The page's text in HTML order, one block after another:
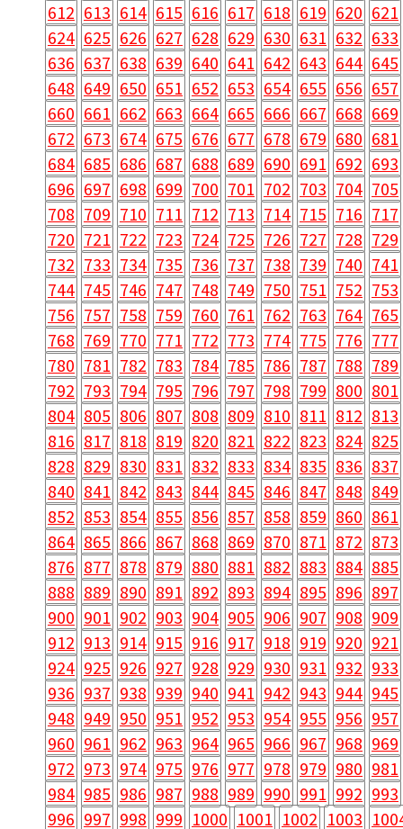
612 613 614 615 616 617 618 619 620 621
624 625 626 627 628 629 630 631 632 633
636 637 638 639 640 641 642 643 644 645
648 649 650 651 652 653 654 655 656 657
660 661 662 663 664 665 666 667 668 669
672 673 674 675 676 677 678 679 680 681
684 685 686 687 688 689 690 691 692 693
696 697 698 699 700 701 702 703 704 705
708 709 710 711 712 713 714 715 716 717
720 721 722 723 724 725 726 727 728 729
732 733 734 735 736 737 738 739 740 741
744 745 746 747 748 749 750 751 752 753
756 757 758 759 760 761 762 763 764 765
768 769 770 771 772 773 774 775 776 777
780 781 782 783 784 785 786 787 788 789
792 793 794 795 796 797 798 799 800 801
804 805 806 807 808 809 810 811 812 813
816 817 818 819 820 821 822 823 824 825
828 829 830 831 832 833 834 835 836 837
840 841 842 843 844 845 846 847 848 849
852 853 854 855 856 857 858 859 860 861
864 865 866 867 868 869 870 871 872 873
876 877 878 879 880 881 882 883 884 885
888 889 890 891 892 893 894 895 896 897
900 901 902 903 904 905 906 907 908 909
912 913 914 915 916 917 918 919 920 921
924 925 926 927 928 929 930 931 932 933
936 937 938 939 940 941 942 943 944 945
948 949 950 951 952 953 954 955 956 957
960 961 962 963 964 965 966 967 968 969
972 973 974 975 976 977 978 979 980 981
984 985 986 987 988 989 990 991 992 993
996 997 998 999 1000 1001 1002 1003